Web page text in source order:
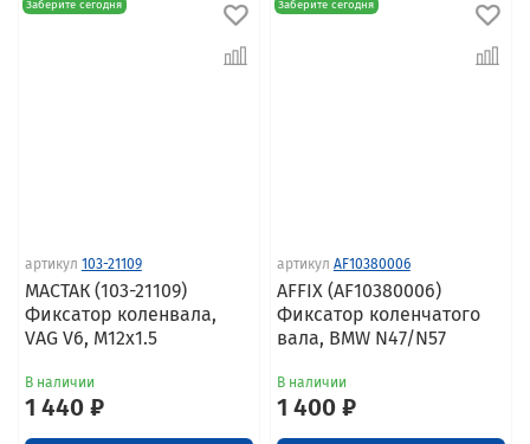
Заберите сегодня
артикул 103-21109
МАСТАК (103-21109)
Фиксатор коленвала,
VAG V6, M12x1.5
В наличии
1 440 ₽
Заберите сегодня
артикул AF10380006
AFFIX (AF10380006)
Фиксатор коленчатого
вала, BMW N47/N57
В наличии
1 400 ₽